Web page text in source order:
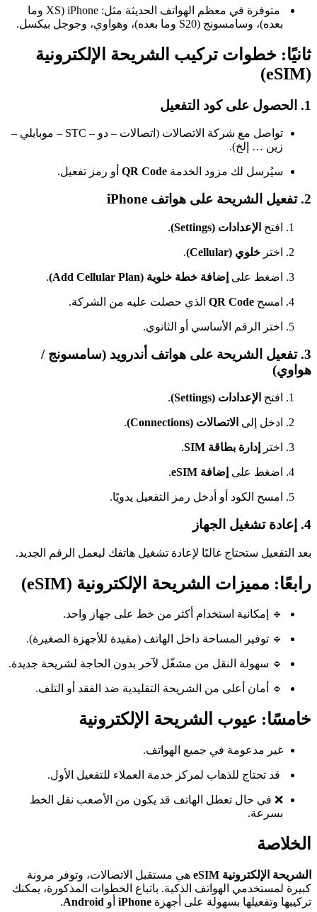
متوفرة في معظم الهواتف الحديثة مثل: iPhone (XS وما
بعده)، وسامسونج (S20 وما بعده)، وهواوي، وجوجل بيكسل.
ثانيًا: خطوات تركيب الشريحة الإلكترونية
(eSIM)
1. الحصول على كود التفعيل
تواصل مع شركة الاتصالات (اتصالات – دو – STC – موبايلي –
زين … إلخ).
سيُرسل لك مزود الخدمة QR Code أو رمز تفعيل.
2. تفعيل الشريحة على هواتف iPhone
افتح الإعدادات (Settings) .
اختر خلوي (Cellular) .
اضغط على إضافة خطة خلوية (Add Cellular Plan) .
امسح QR Code الذي حصلت عليه من الشركة.
اختر الرقم الأساسي أو الثانوي.
3. تفعيل الشريحة على هواتف أندرويد (سامسونج /
هواوي)
افتح الإعدادات (Settings) .
ادخل إلى الاتصالات (Connections) .
اختر إدارة بطاقة SIM .
اضغط على إضافة eSIM .
امسح الكود أو أدخل رمز التفعيل يدويًا.
4. إعادة تشغيل الجهاز
بعد التفعيل ستحتاج غالبًا لإعادة تشغيل هاتفك ليعمل الرقم الجديد.
رابعًا: مميزات الشريحة الإلكترونية (eSIM)
🔹 إمكانية استخدام أكثر من خط على جهاز واحد.
🔹 توفير المساحة داخل الهاتف (مفيدة للأجهزة الصغيرة).
🔹 سهولة النقل من مشغّل لآخر بدون الحاجة لشريحة جديدة.
🔹 أمان أعلى من الشريحة التقليدية ضد الفقد أو التلف.
خامسًا: عيوب الشريحة الإلكترونية
غير مدعومة في جميع الهواتف.
قد تحتاج للذهاب لمركز خدمة العملاء للتفعيل الأول.
❌ في حال تعطل الهاتف قد يكون من الأصعب نقل الخط
بسرعة.
الخلاصة
الشريحة الإلكترونية eSIM
هي مستقبل الاتصالات، وتوفر مرونة
كبيرة لمستخدمي الهواتف الذكية. باتباع الخطوات المذكورة، يمكنك
تركيبها وتفعيلها بسهولة على أجهزة iPhone أو Android
.